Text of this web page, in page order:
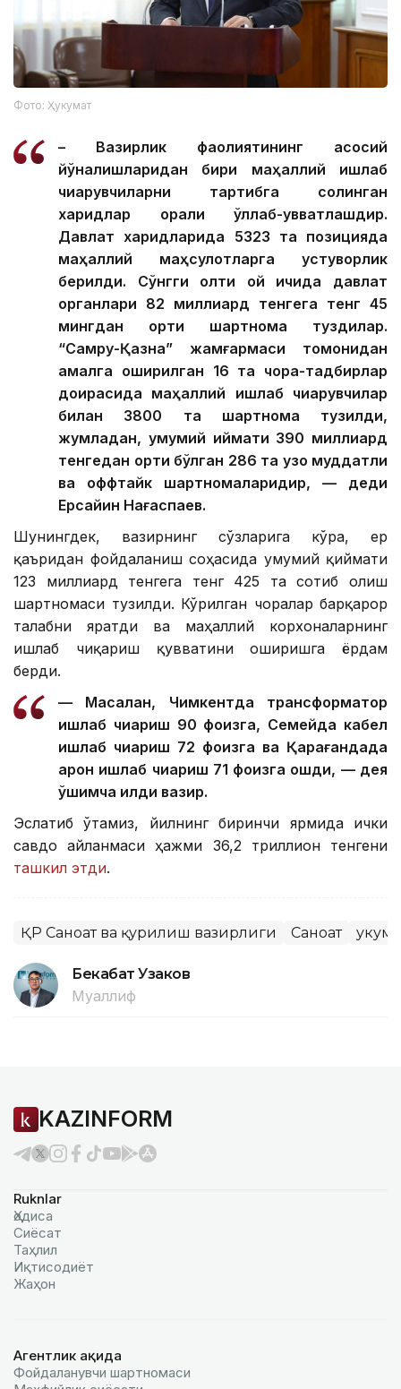
Фото: Ҳукумат
– Вазирлик фаолиятининг асосий
йўналишларидан бири маҳаллий ишлаб
чиқарувчиларни тартибга солинган
харидлар орқали қўллаб-қувватлашдир.
Давлат харидларида 5323 та позицияда
маҳаллий маҳсулотларга устуворлик
берилди. Сўнгги олти ой ичида давлат
органлари 82 миллиард тенгега тенг 45
мингдан ортиқ шартнома туздилар.
“Самруқ-Қазна” жамғармаси томонидан
амалга оширилган 16 та чора-тадбирлар
доирасида маҳаллий ишлаб чиқарувчилар
билан 3800 та шартнома тузилди,
жумладан, умумий қиймати 390 миллиард
тенгедан ортиқ бўлган 286 та узоқ муддатли
ва оффтайк шартномаларидир, — деди
Ерсайин Нағаспаев.
Шунингдек, вазирнинг сўзларига кўра, ер
қаъридан фойдаланиш соҳасида умумий қиймати
123 миллиард тенгега тенг 425 та сотиб олиш
шартномаси тузилди. Кўрилган чоралар барқарор
талабни яратди ва маҳаллий корхоналарнинг
ишлаб чиқариш қувватини оширишга ёрдам
берди.
— Масалан, Чимкентда трансформатор
ишлаб чиқариш 90 фоизга, Семейда кабел
ишлаб чиқариш 72 фоизга ва Қарағандада
арқон ишлаб чиқариш 71 фоизга ошди, — дея
қўшимча қилди вазир.
Эслатиб ўтамиз, йилнинг биринчи ярмида ички
савдо айланмаси ҳажми 36,2 триллион тенгени
ташкил этди.
ҚР Саноат ва қурилиш вазирлиги Саноат
Бекабат Узаков
Муаллиф
KAZINFORM
Ruknlar
Ҳодиса
Сиёсат
Таҳлил
Иқтисодиёт
Жаҳон
Агентлик ҳақида
Фойдаланувчи шартномаси